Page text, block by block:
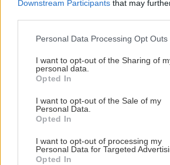
Downstream Participants that may
Personal Data Processing Opt Outs
I want to opt-out of the Sharing of
personal data.
Opted In
I want to opt-out of the Sale of my
Personal Data.
Opted In
I want to opt-out of processing my
Personal Data for Targeted
Opted In
#Black Diamond